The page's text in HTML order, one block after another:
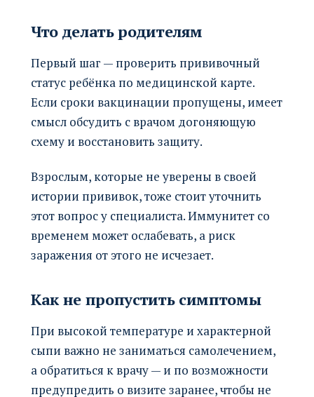
Что делать родителям
Первый шаг — проверить прививочный
статус ребёнка по медицинской карте.
Если сроки вакцинации пропущены, имеет
смысл обсудить с врачом догоняющую
схему и восстановить защиту.
Взрослым, которые не уверены в своей
истории прививок, тоже стоит уточнить
этот вопрос у специалиста. Иммунитет со
временем может ослабевать, а риск
заражения от этого не исчезает.
Как не пропустить симптомы
При высокой температуре и характерной
сыпи важно не заниматься самолечением,
а обратиться к врачу — и по возможности
предупредить о визите заранее, чтобы не